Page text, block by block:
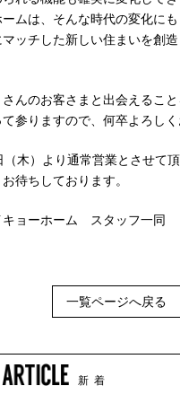
ムは、そんな時代の変化にも
ッチした新しい住まいを創
んのお客さまと出会えるこ
参りますので、何卒よろしく
（木）より通常営業とさせて頂
待ちしております。
キョーホーム スタッフ一同
一覧ページへ戻る
新 着